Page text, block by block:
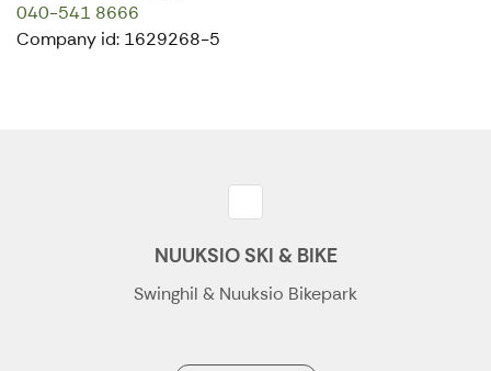
040-541 8666
Company id: 1629268-5
NUUKSIO SKI & BIKE
Swinghil & Nuuksio Bikepark